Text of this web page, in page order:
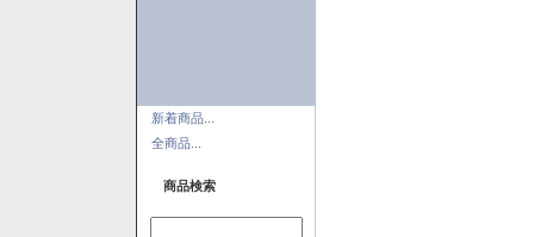
新着商品...
全商品...
商品検索